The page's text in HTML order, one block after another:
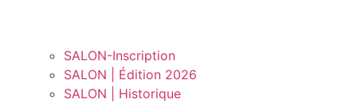
SALON-Inscription
SALON | Édition 2026
SALON | Historique